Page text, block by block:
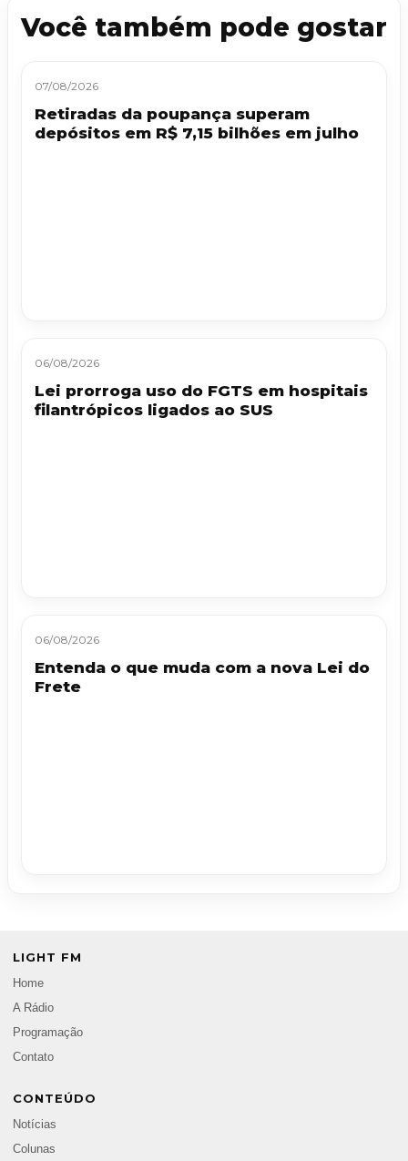
Você também pode gostar
07/08/2026
Retiradas da poupança superam
depósitos em R$ 7,15 bilhões em julho
06/08/2026
Lei prorroga uso do FGTS em hospitais
filantrópicos ligados ao SUS
06/08/2026
Entenda o que muda com a nova Lei do
Frete
LIGHT FM
Home
A Rádio
Programação
Contato
CONTEÚDO
Notícias
Colunas